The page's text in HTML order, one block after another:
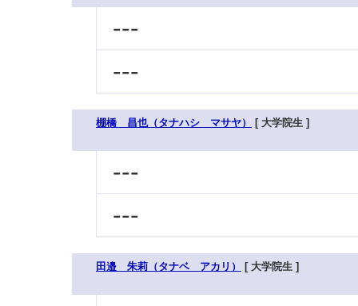
---
---
棚橋 昌也（タナハシ マサヤ） [ 大学院生 ]
---
---
田邉 朱莉（タナベ アカリ） [ 大学院生 ]